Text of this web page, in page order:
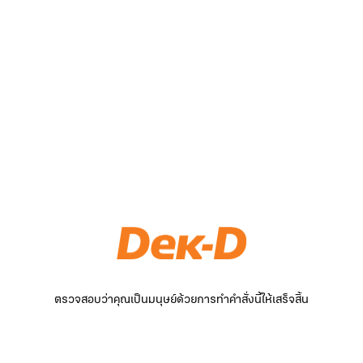
ตรวจสอบว่าคุณเป็นมนุษย์ด้วยการทำคำสั่งนี้ให้เสร็จสิ้น